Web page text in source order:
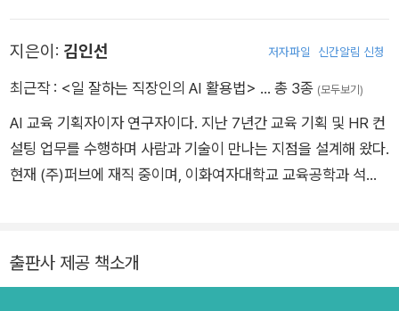
어떻게 더 의미 있게 일하게 될까 ” 라고 믿는다. 그래서 기술보
다 먼저 사람을 이해하는 AI, 현장의 문제를 실제로 해결하는 AI
조직과 함께하며, AI 가 사람의 가능성을 대체하는 기술이 아니라
사람의 가능성을 확장하는 도구라는 관점으로 연구와 교육을 이
어오고 있다. 이 책은 복잡한 기술 설명보다 바쁜 직장인들이 AI
co
지은이: 김인선 저자파일 신간알림 신청
최근작 : <일 잘하는 직장인의 AI 활용법> … 총 3종 (모두보기)
AI 교육 기획자이자 연구자이다. 지난 7년간 교육 기획 및 HR 컨
설팅 업무를 수행하며 사람과 기술이 만나는 지점을 설계해 왔다.
현재 (주)퍼브에 재직 중이며, 이화여자대학교 교육공학과 석사
겪은 시행착오와 실무 경험을 바탕으로, 동료 직장인들이 기술적
출판사 제공 책소개